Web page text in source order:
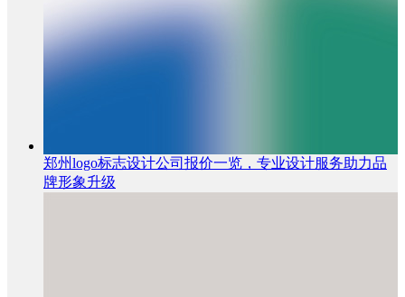
郑州logo标志设计公司报价一览，专业设计服务助力品
牌形象升级